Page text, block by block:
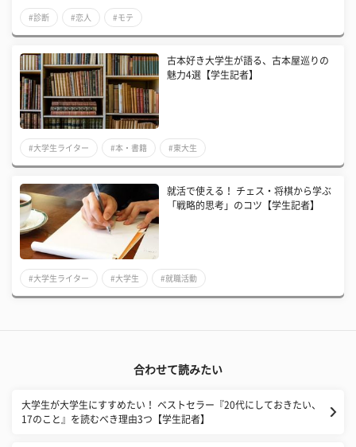
#診断 #恋人 #モテ
古本好き大学生が語る、古本屋巡りの
魅力4選【学生記者】
#大学生ライター #本・書籍 #東大生
​就活で使える！ チェス・将棋から学ぶ
「戦略的思考」のコツ【学生記者】
#大学生ライター #大学生 #就職活動
合わせて読みたい
大学生が大学生にすすめたい！ ベストセラー『20代にしておきたい、
17のこと』を読むべき理由3つ【学生記者】